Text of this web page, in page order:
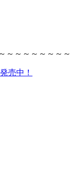
～～～～～～～～
売中！